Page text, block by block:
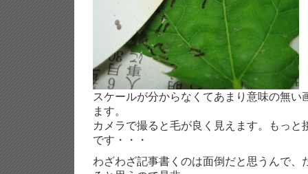
スケールが分からなくてあまり意味の無い
ます。
カメラで撮ると毛が良く見えます。もっと
です・・・
わざわざ記事書くのは面倒だと思うんで、